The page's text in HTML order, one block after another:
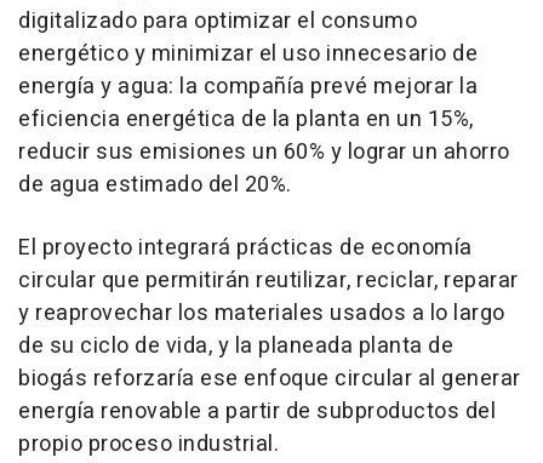
digitalizado para optimizar el consumo
energético y minimizar el uso innecesario de
energía y agua: la compañía prevé mejorar la
eficiencia energética de la planta en un 15%,
reducir sus emisiones un 60% y lograr un ahorro
de agua estimado del 20%.
El proyecto integrará prácticas de economía
circular que permitirán reutilizar, reciclar, reparar
y reaprovechar los materiales usados a lo largo
de su ciclo de vida, y la planeada planta de
biogás reforzaría ese enfoque circular al generar
energía renovable a partir de subproductos del
propio proceso industrial.